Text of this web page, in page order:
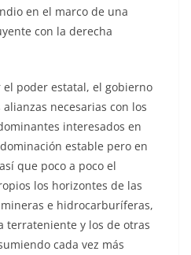
en el marco de una
con la derecha
poder estatal, el gobierno
necesarias con los
interesados en
estable pero en
que poco a poco el
los horizontes de las
e hidrocarburíferas,
terrateniente y los de otras
cada vez más